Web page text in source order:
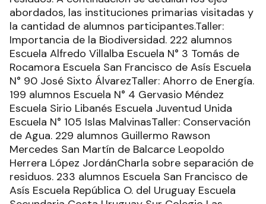
abordados, las instituciones primarias visitadas y
la cantidad de alumnos participantes.Taller:
Importancia de la Biodiversidad. 222 alumnos
Escuela Alfredo Villalba Escuela N° 3 Tomás de
Rocamora Escuela San Francisco de Asís Escuela
N° 90 José Sixto ÁlvarezTaller: Ahorro de Energía.
199 alumnos Escuela N° 4 Gervasio Méndez
Escuela Sirio Libanés Escuela Juventud Unida
Escuela N° 105 Islas MalvinasTaller: Conservación
de Agua. 229 alumnos Guillermo Rawson
Mercedes San Martín de Balcarce Leopoldo
Herrera López JordánCharla sobre separación de
residuos. 233 alumnos Escuela San Francisco de
Asís Escuela República O. del Uruguay Escuela